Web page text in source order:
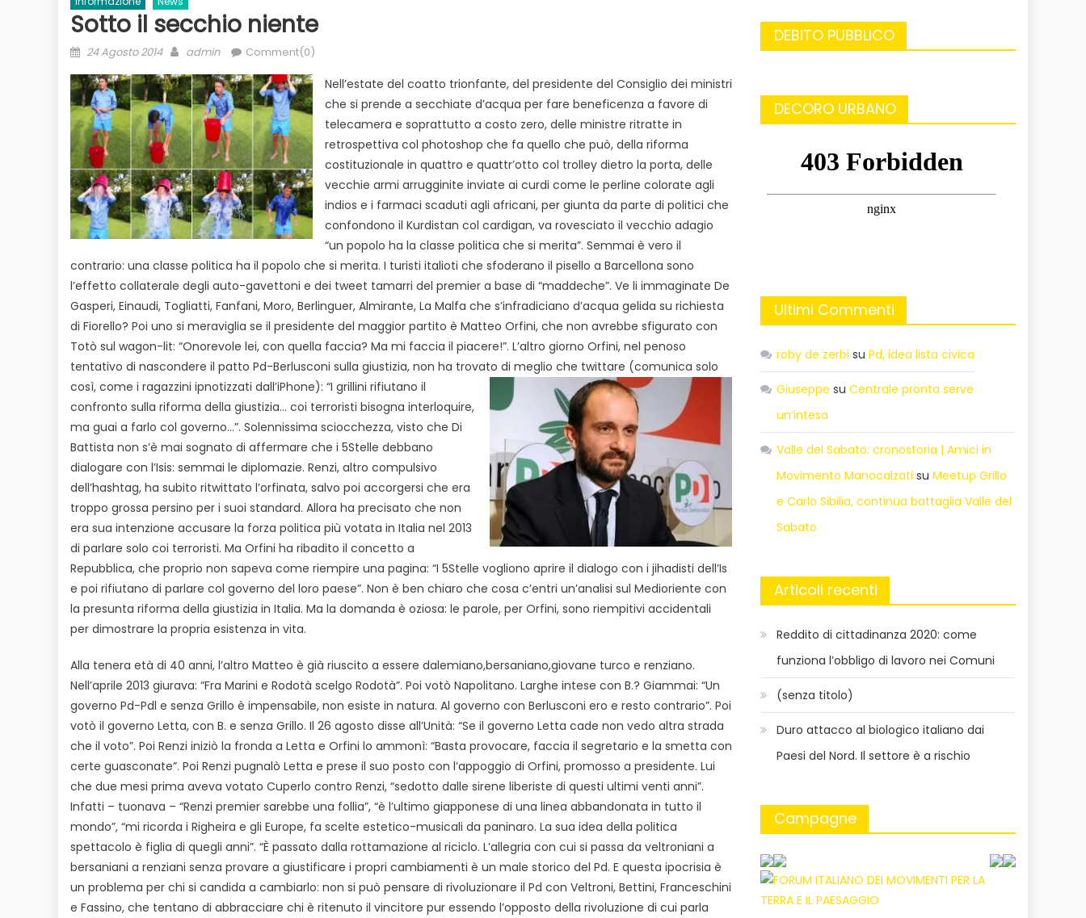
Sotto il secchio niente
Posted
24 Agosto 2014 Author
admin Comment(0)
Nell’estate del coatto trionfante, del presidente del Consiglio dei ministri
che si prende a secchiate d’acqua per fare beneficenza a favore di
telecamera e soprattutto a costo zero, delle ministre ritratte in
retrospettiva col photoshop che fa quello che può, della riforma
costituzionale in quattro e quattr’otto col trolley dietro la porta, delle
vecchie armi arrugginite inviate ai curdi come le perline colorate agli
indios e i farmaci scaduti agli africani, per giunta da parte di politici che
confondono il Kurdistan col cardigan, va rovesciato il vecchio adagio
“un popolo ha la classe politica che si merita”. Semmai è vero il
contrario: una classe politica ha il popolo che si merita. I turisti italioti che sfoderano il pisello a Barcellona sono
l’effetto collaterale degli auto-gavettoni e dei tweet tamarri del premier a base di “maddeche”. Ve li immaginate De
Gasperi, Einaudi, Togliatti, Fanfani, Moro, Berlinguer, Almirante, La Malfa che s’infradiciano d’acqua gelida su richiesta
di Fiorello? Poi uno si meraviglia se il presidente del maggior partito è Matteo Orfini, che non avrebbe sfigurato con
Totò sul wagon-lit: “Onorevole lei, con quella faccia? Ma mi faccia il piacere!”. L’altro giorno Orfini, nel penoso
tentativo di nascondere il patto Pd-Berlusconi sulla giustizia, non ha trovato di meglio che twittare (comunica solo
così, come i ragazzini ipnotizzati dall’iPhone): “I grillini rifiutano il
confronto sulla riforma della giustizia… coi terroristi bisogna interloquire,
ma guai a farlo col governo…”. Solennissima sciocchezza, visto che Di
Battista non s’è mai sognato di affermare che i 5Stelle debbano
dialogare con l’Isis: semmai le diplomazie. Renzi, altro compulsivo
dell’hashtag, ha subito ritwittato l’orfinata, salvo poi accorgersi che era
troppo grossa persino per i suoi standard. Allora ha precisato che non
era sua intenzione accusare la forza politica più votata in Italia nel 2013
di parlare solo coi terroristi. Ma Orfini ha ribadito il concetto a
Repubblica, che proprio non sapeva come riempire una pagina: “I 5Stelle vogliono aprire il dialogo con i jihadisti dell’Is
e poi rifiutano di parlare col governo del loro paese”. Non è ben chiaro che cosa c’entri un’analisi sul Medioriente con
la presunta riforma della giustizia in Italia. Ma la domanda è oziosa: le parole, per Orfini, sono riempitivi accidentali
per dimostrare la propria esistenza in vita.
Alla tenera età di 40 anni, l’altro Matteo è già riuscito a essere dalemiano,bersaniano,giovane turco e renziano.
Nell’aprile 2013 giurava: “Fra Marini e Rodotà scelgo Rodotà”. Poi votò Napolitano. Larghe intese con B.? Giammai: “Un
governo Pd-Pdl e senza Grillo è impensabile, non esiste in natura. Al governo con Berlusconi ero e resto contrario”. Poi
votò il governo Letta, con B. e senza Grillo. Il 26 agosto disse all’Unità: “Se il governo Letta cade non vedo altra strada
che il voto”. Poi Renzi iniziò la fronda a Letta e Orfini lo ammonì: “Basta provocare, faccia il segretario e la smetta con
certe guasconate”. Poi Renzi pugnalò Letta e prese il suo posto con l’appoggio di Orfini, promosso a presidente. Lui
che due mesi prima aveva votato Cuperlo contro Renzi, “sedotto dalle sirene liberiste di questi ultimi venti anni”.
Infatti – tuonava – “Renzi premier sarebbe una follia”, “è l’ultimo giapponese di una linea abbandonata in tutto il
mondo”, “mi ricorda i Righeira e gli Europe, fa scelte estetico-musicali da paninaro. La sua idea della politica
spettacolo è figlia di quegli anni”. “È passato dalla rottamazione al riciclo. L’allegria con cui si passa da veltroniani a
bersaniani a renziani senza provare a giustificare i propri cambiamenti è un male storico del Pd. E questa ipocrisia è
un problema per chi si candida a cambiarlo: non si può pensare di rivoluzionare il Pd con Veltroni, Bettini, Franceschini
e Fassino, che tentano di abbracciare chi è ritenuto il vincitore pur essendo l’opposto della rivoluzione di cui parla
DEBITO PUBBLICO
DECORO URBANO
Ultimi Commenti
roby de zerbi suPd, idea lista civica
Giuseppe suCentrale pronta serve
un’intesa
Valle del Sabato: cronostoria | Amici in
Movimento Manocalzati suMeetup Grillo
e Carlo Sibilia, continua battaglia Valle del
Sabato
Articoli recenti
Reddito di cittadinanza 2020: come
funziona l’obbligo di lavoro nei Comuni
(senza titolo)
Duro attacco al biologico italiano dai
Paesi del Nord. Il settore è a rischio
Campagne